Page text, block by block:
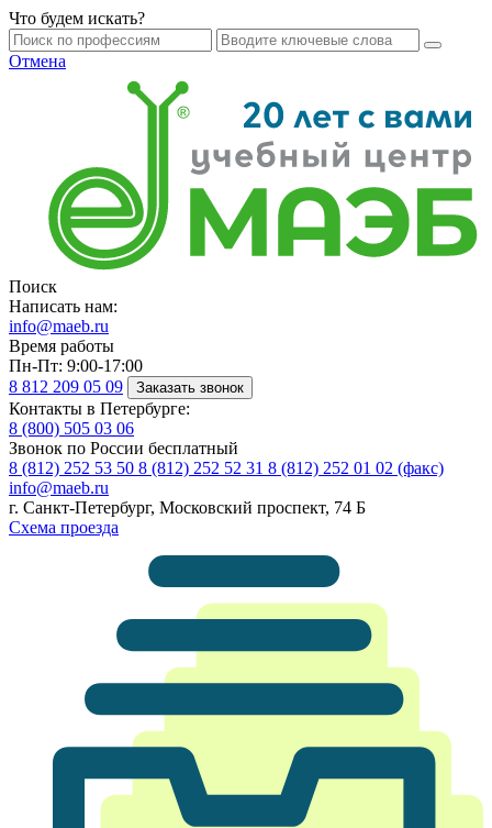
Что будем искать?
Отмена
Поиск
Написать нам:
info@maeb.ru
Время работы
Пн-Пт: 9:00-17:00
8 812 209 05 09 Заказать звонок
Контакты в Петербурге:
8 (800) 505 03 06
Звонок по России бесплатный
8 (812) 252 53 50 8 (812) 252 52 31 8 (812) 252 01 02 (факс)
info@maeb.ru
г. Санкт-Петербург, Московский проспект, 74 Б
Схема проезда